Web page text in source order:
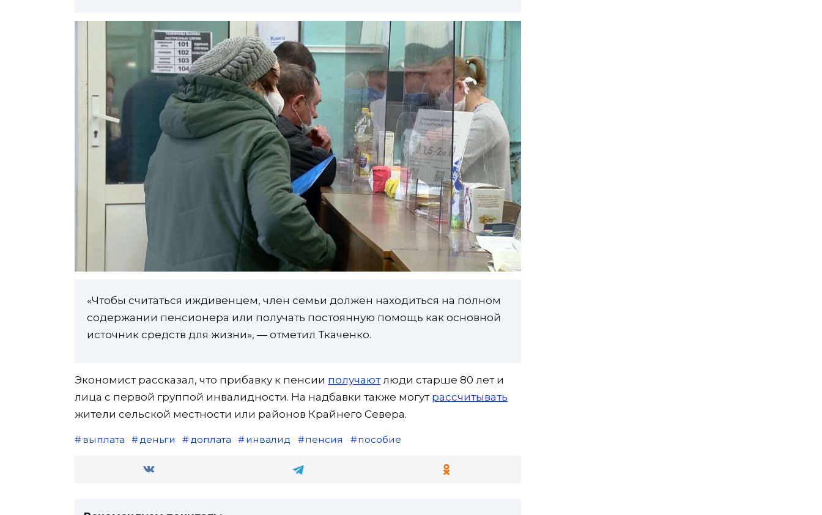
«Чтобы считаться иждивенцем, член семьи должен находиться на полном
содержании пенсионера или получать постоянную помощь как основной
источник средств для жизни», — отметил Ткаченко.
Экономист рассказал, что прибавку к пенсии получаютлюди старше 80 лет и
лица с первой группой инвалидности. На надбавки также могут рассчитывать
жители сельской местности или районов Крайнего Севера.
выплата деньги доплата инвалид пенсия пособие